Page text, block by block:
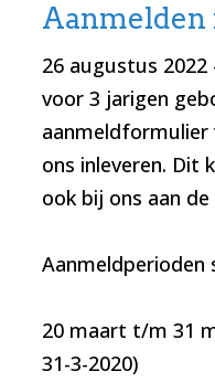
26 augustus 2022
voor 3 jarigen
aanmeldformulier
ons inleveren. Dit
ook bij ons aan
Aanmeldperioden
20 maart t/m 31
31-3-2020)